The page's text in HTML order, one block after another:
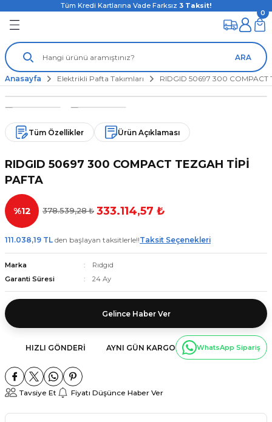
Tüm Kredi Kartlarına Vade Farksız 3 Taksit!
ARA
0
Anasayfa Elektrikli Pafta Takımları RIDGID 50697 300 COMPACT
Tüm Özellikler Ürün Açıklaması
RIDGID 50697 300 COMPACT TEZGAH TİPİ
PAFTA
%12 378.539,28 ₺ 333.114,57 ₺
111.038,19 TL den başlayan taksitlerle!!Taksit Seçenekleri
Marka
Rıdgıd
Garanti Süresi
24 Ay
Gelince Haber Ver
HIZLI GÖNDERI AYNI GÜN KARGO WhatsApp Sipariş
Tavsiye Et Fiyatı Düşünce Haber Ver